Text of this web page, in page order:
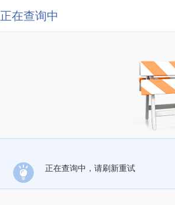
正在查询中
正在查询中，请刷新重试